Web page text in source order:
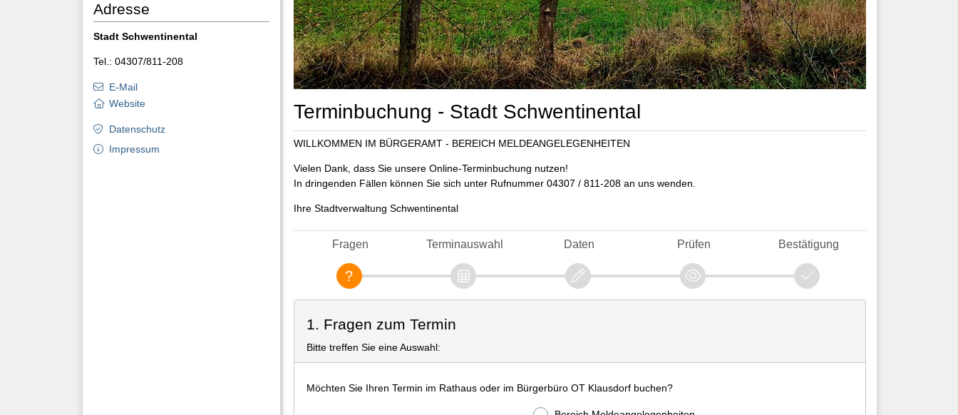
Terminbuchung - Stadt Schwentinental
WILLKOMMEN IM BÜRGERAMT - BEREICH MELDEANGELEGENHEITEN
Vielen Dank, dass Sie unsere Online-Terminbuchung nutzen!
In dringenden Fällen können Sie sich unter Rufnummer 04307 / 811-208 an uns wenden.
Ihre Stadtverwaltung Schwentinental
Fragen Terminauswahl Daten Prüfen Bestätigung
1. Fragen zum Termin
Bitte treffen Sie eine Auswahl:
Möchten Sie Ihren Termin im Rathaus oder im Bürgerbüro OT Klausdorf buchen?
Adresse
Stadt Schwentinental
Tel.: 04307/811-208
E-Mail
Website
Datenschutz
Impressum